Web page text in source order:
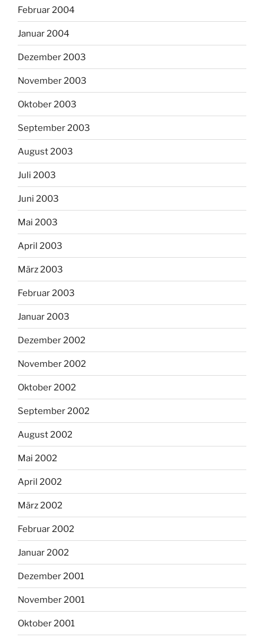
Februar 2004
Januar 2004
Dezember 2003
November 2003
Oktober 2003
September 2003
August 2003
Juli 2003
Juni 2003
Mai 2003
April 2003
März 2003
Februar 2003
Januar 2003
Dezember 2002
November 2002
Oktober 2002
September 2002
August 2002
Mai 2002
April 2002
März 2002
Februar 2002
Januar 2002
Dezember 2001
November 2001
Oktober 2001